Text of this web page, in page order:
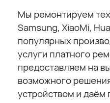
Мы ремонтируем
Samsung, XiaoMi,
популярных
услуги платного
предоставляем на
возможного
устройством и